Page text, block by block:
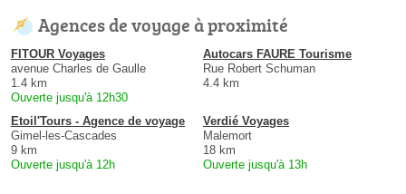
Agences de voyage à proximité
FITOUR Voyages
avenue Charles de Gaulle
1.4 km
Ouverte jusqu'à 12h30
Autocars FAURE Tourisme
Rue Robert Schuman
4.4 km
Etoil'Tours - Agence de voyage
Gimel-les-Cascades
9 km
Ouverte jusqu'à 12h
Verdié Voyages
Malemort
18 km
Ouverte jusqu'à 13h